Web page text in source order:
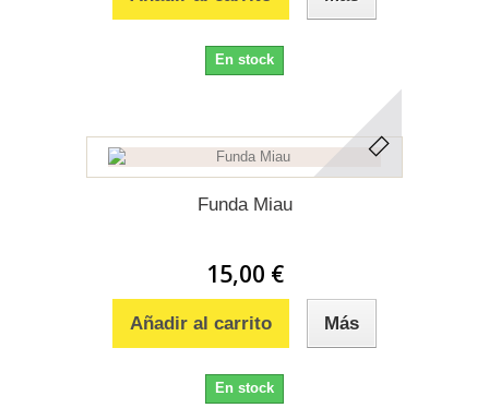
En stock
Funda Miau
15,00 €
Añadir al carrito Más
En stock